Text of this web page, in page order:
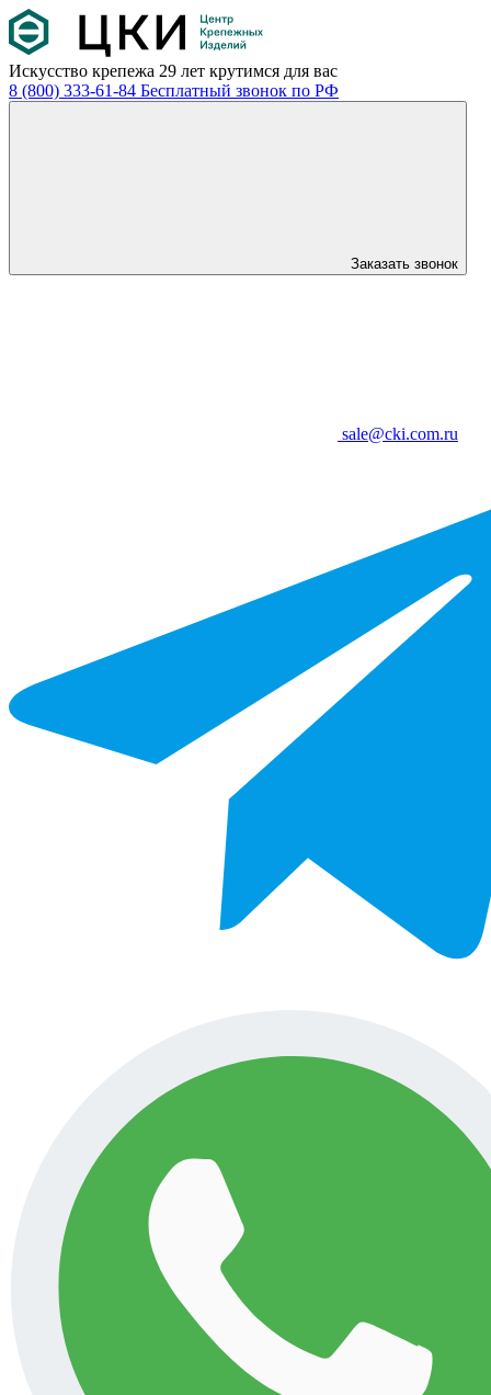
Искусство крепежа 29 лет крутимся для вас
8 (800) 333-61-84 Бесплатный звонок по РФ
Заказать звонок
sale@cki.com.ru